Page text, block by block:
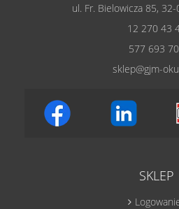
ul. Fr. Bielowicza 85,
12 270 43
577 693
sklep@gjm-
SKLEP